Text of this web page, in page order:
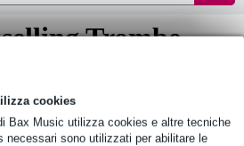
cookies
Bax Music utilizza cookies e altre tecniche
necessari sono utilizzati per abilitare le
Trombe
Trombe sono. Not what you're
sono' and check out our entire
sono to suit every budget, so